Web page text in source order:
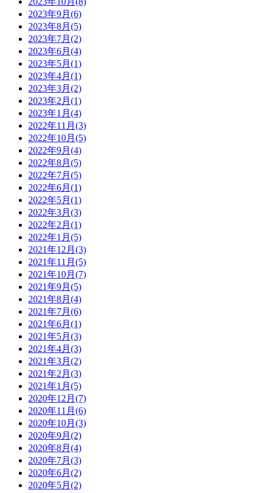
2023年9月(6)
2023年8月(5)
2023年7月(2)
2023年6月(4)
2023年5月(1)
2023年4月(1)
2023年3月(2)
2023年2月(1)
2023年1月(4)
2022年11月(3)
2022年10月(5)
2022年9月(4)
2022年8月(5)
2022年7月(5)
2022年6月(1)
2022年5月(1)
2022年3月(3)
2022年2月(1)
2022年1月(5)
2021年12月(3)
2021年11月(5)
2021年10月(7)
2021年9月(5)
2021年8月(4)
2021年7月(6)
2021年6月(1)
2021年5月(3)
2021年4月(3)
2021年3月(2)
2021年2月(3)
2021年1月(5)
2020年12月(7)
2020年11月(6)
2020年10月(3)
2020年9月(2)
2020年8月(4)
2020年7月(3)
2020年6月(2)
2020年5月(2)